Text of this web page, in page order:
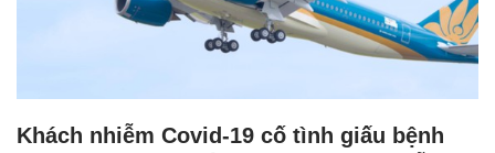
Khách nhiễm Covid-19 cố tình giấu bệnh